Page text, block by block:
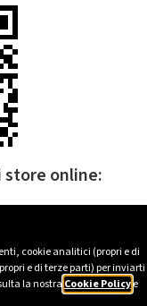
cookie analitici (propri e di
e di terze parti) per inviarti
la nostra Cookie Policye
store online: